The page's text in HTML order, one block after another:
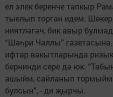
ел элек беренче тапкыр
тыелып торган идем.
ниятләгәч, бик авыр
“Шәһри Чаллы”
ифтар вакытларында
бернинди сере дә юк.
ашыйм, сайланып
булсын”, - ди җырчы.